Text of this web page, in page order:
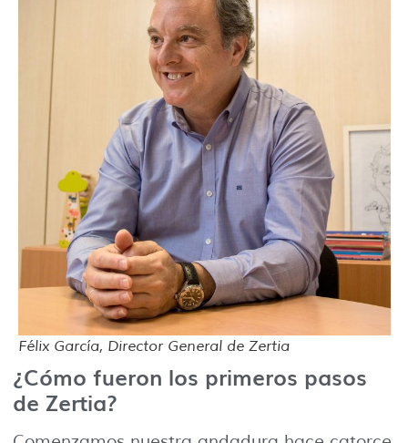
Félix García, Director General de Zertia
¿Cómo fueron los primeros pasos
de Zertia?